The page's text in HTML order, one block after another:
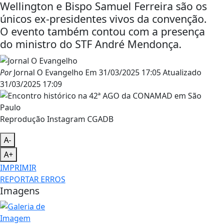
Wellington e Bispo Samuel Ferreira são os
únicos ex-presidentes vivos da convenção.
O evento também contou com a presença
do ministro do STF André Mendonça.
PorJornal O Evangelho Em 31/03/2025 17:05Atualizado
31/03/2025 17:09
Reprodução Instagram CGADB
A-
A+
IMPRIMIR
REPORTAR ERROS
Imagens